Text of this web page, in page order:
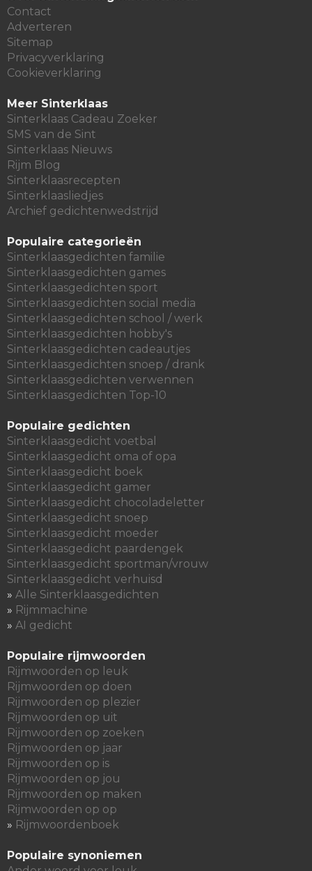
Contact
Adverteren
Sitemap
Privacyverklaring
Cookieverklaring
Meer Sinterklaas
Sinterklaas Cadeau Zoeker
SMS van de Sint
Sinterklaas Nieuws
Rijm Blog
Sinterklaasrecepten
Sinterklaasliedjes
Archief gedichtenwedstrijd
Populaire categorieën
Sinterklaasgedichten familie
Sinterklaasgedichten games
Sinterklaasgedichten sport
Sinterklaasgedichten social media
Sinterklaasgedichten school / werk
Sinterklaasgedichten hobby's
Sinterklaasgedichten cadeautjes
Sinterklaasgedichten snoep / drank
Sinterklaasgedichten verwennen
Sinterklaasgedichten Top-10
Populaire gedichten
Sinterklaasgedicht voetbal
Sinterklaasgedicht oma of opa
Sinterklaasgedicht boek
Sinterklaasgedicht gamer
Sinterklaasgedicht chocoladeletter
Sinterklaasgedicht snoep
Sinterklaasgedicht moeder
Sinterklaasgedicht paardengek
Sinterklaasgedicht sportman/vrouw
Sinterklaasgedicht verhuisd
» Alle Sinterklaasgedichten
» Rijmmachine
» AI gedicht
Populaire rijmwoorden
Rijmwoorden op leuk
Rijmwoorden op doen
Rijmwoorden op plezier
Rijmwoorden op uit
Rijmwoorden op zoeken
Rijmwoorden op jaar
Rijmwoorden op is
Rijmwoorden op jou
Rijmwoorden op maken
Rijmwoorden op op
» Rijmwoordenboek
Populaire synoniemen